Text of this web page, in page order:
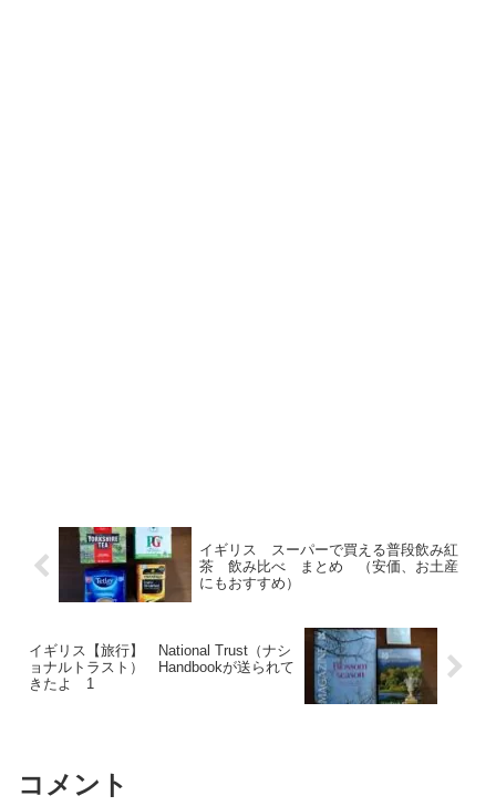
イギリス スーパーで買える普段飲み紅
茶 飲み比べ まとめ （安価、お土産
にもおすすめ）
イギリス【旅行】 National Trust（ナシ
ョナルトラスト） Handbookが送られて
きたよ 1
コメント